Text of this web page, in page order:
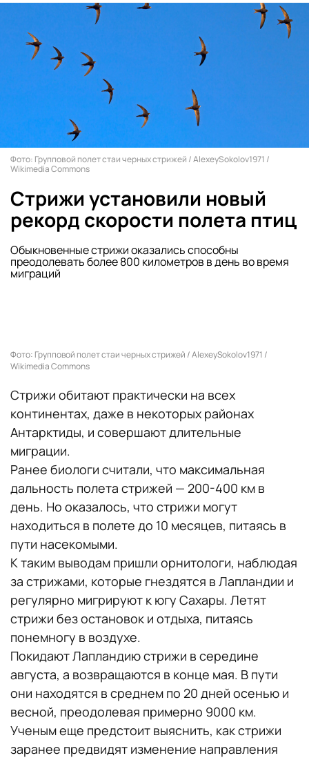
Фото: Групповой полет стаи черных стрижей / AlexeySokolov1971 /
Wikimedia Commons
Стрижи установили новый
рекорд скорости полета птиц
Обыкновенные стрижи оказались способны
преодолевать более 800 километров в день во время
миграций
Фото: Групповой полет стаи черных стрижей / AlexeySokolov1971 /
Wikimedia Commons
Стрижи обитают практически на всех
континентах, даже в некоторых районах
Антарктиды, и совершают длительные
миграции.
Ранее биологи считали, что максимальная
дальность полета стрижей — 200-400 км в
день. Но оказалось, что стрижи могут
находиться в полете до 10 месяцев, питаясь в
пути насекомыми.
К таким выводам пришли орнитологи, наблюдая
за стрижами, которые гнездятся в Лапландии и
регулярно мигрируют к югу Сахары. Летят
стрижи без остановок и отдыха, питаясь
понемногу в воздухе.
Покидают Лапландию стрижи в середине
августа, а возвращаются в конце мая. В пути
они находятся в среднем по 20 дней осенью и
весной, преодолевая примерно 9000 км.
Ученым еще предстоит выяснить, как стрижи
заранее предвидят изменение направления